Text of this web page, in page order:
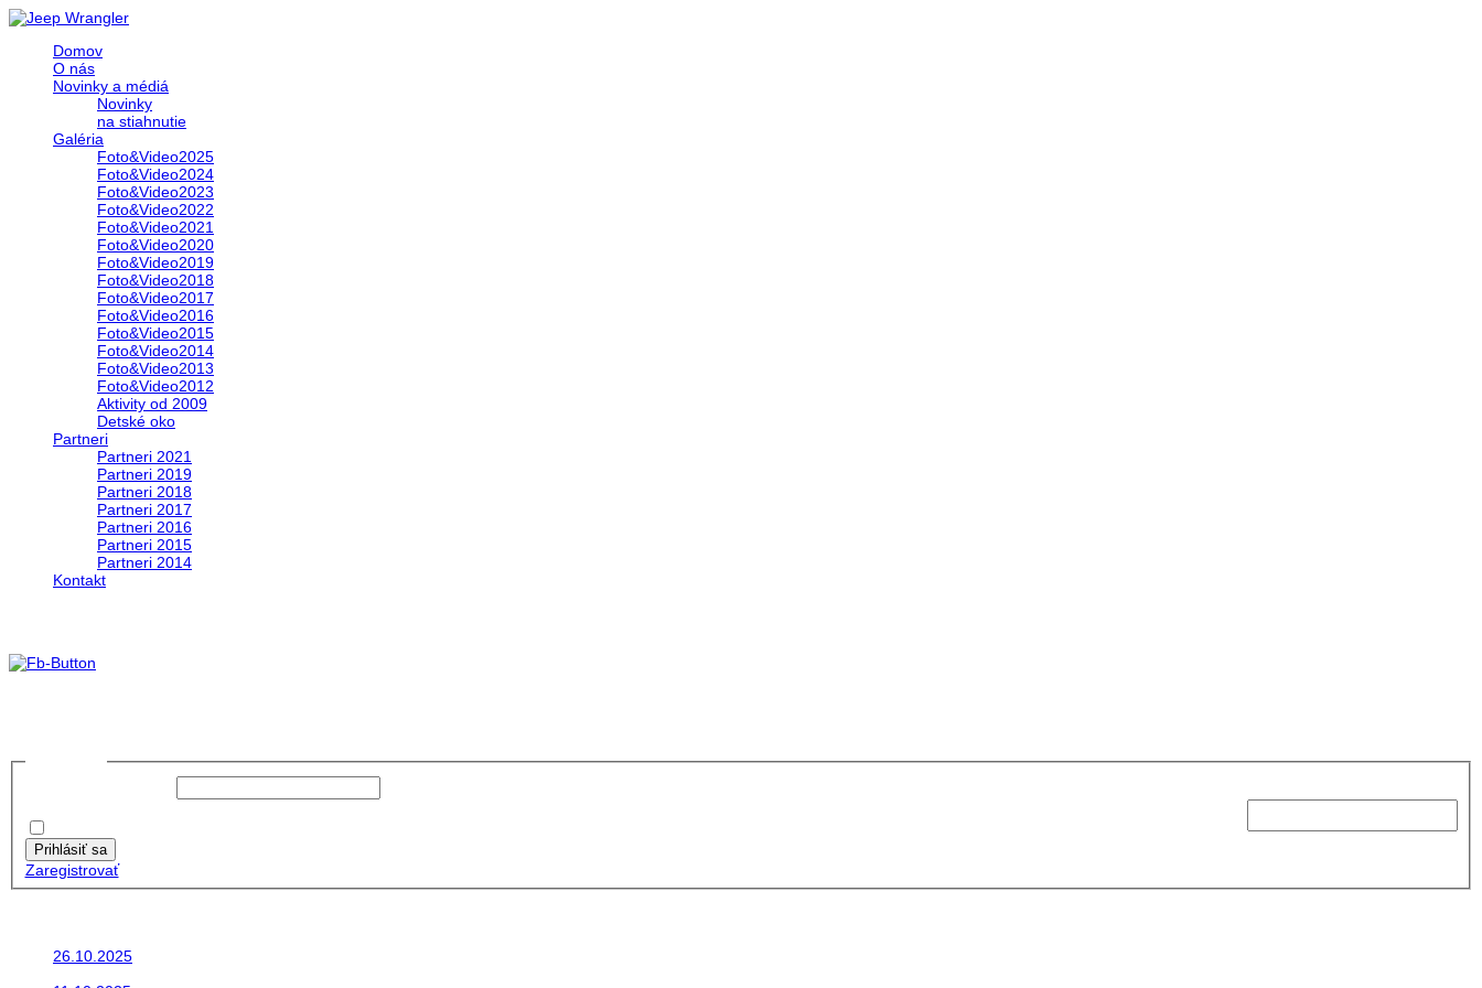
Domov
O nás
Novinky a médiá
Novinky
na stiahnutie
Galéria
Foto&Video2025
Foto&Video2024
Foto&Video2023
Foto&Video2022
Foto&Video2021
Foto&Video2020
Foto&Video2019
Foto&Video2018
Foto&Video2017
Foto&Video2016
Foto&Video2015
Foto&Video2014
Foto&Video2013
Foto&Video2012
Aktivity od 2009
Detské oko
Partneri
Partneri 2021
Partneri 2019
Partneri 2018
Partneri 2017
Partneri 2016
Partneri 2015
Partneri 2014
Kontakt
Prihlásiť sa
Zaregistrovať
26.10.2025